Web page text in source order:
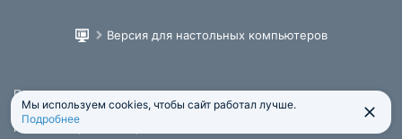
Версия для настольных компьютеров
Пользовательское соглашение
Юридическая информация
Политика обработки персональных данных
Мы используем cookies, чтобы сайт работал лучше.
Подробнее